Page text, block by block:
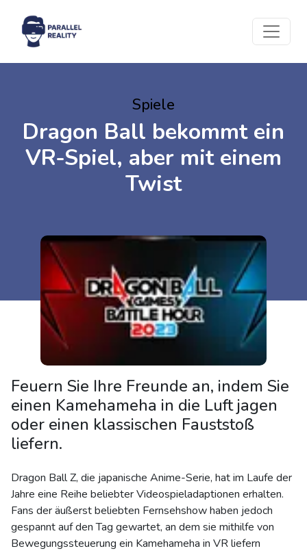
Spiele
Dragon Ball bekommt ein
VR-Spiel, aber mit einem
Twist
Feuern Sie Ihre Freunde an, indem Sie
einen Kamehameha in die Luft jagen
oder einen klassischen Fauststoß
liefern.
Dragon Ball Z, die japanische Anime-Serie, hat im Laufe der
Jahre eine Reihe beliebter Videospieladaptionen erhalten.
Fans der äußerst beliebten Fernsehshow haben jedoch
gespannt auf den Tag gewartet, an dem sie mithilfe von
Bewegungssteuerung ein Kamehameha in VR liefern